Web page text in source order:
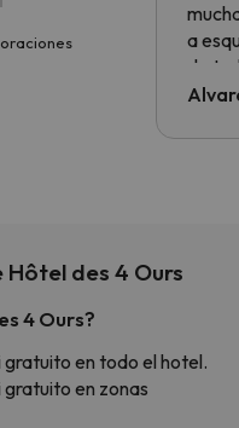
a
de
al
culpa
des 4 Ours
4 Ours?
en todo el hotel.
en zonas